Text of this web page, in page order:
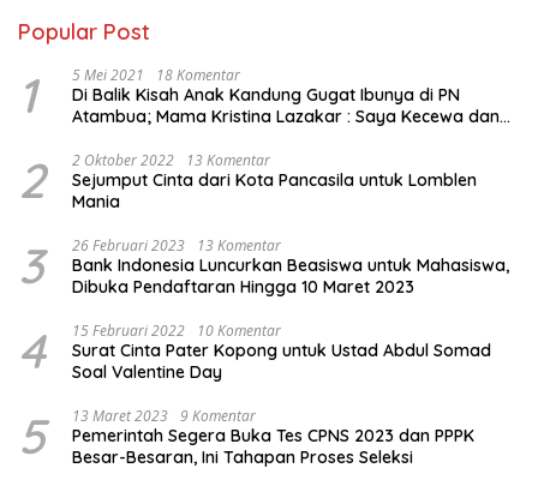
Popular Post
1 5 Mei 2021 18 Komentar
Di Balik Kisah Anak Kandung Gugat Ibunya di PN
Atambua; Mama Kristina Lazakar : Saya Kecewa dan
2 2 Oktober 2022 13 Komentar
Sejumput Cinta dari Kota Pancasila untuk Lomblen
Mania
3 26 Februari 2023 13 Komentar
Bank Indonesia Luncurkan Beasiswa untuk Mahasiswa,
Dibuka Pendaftaran Hingga 10 Maret 2023
4 15 Februari 2022 10 Komentar
Surat Cinta Pater Kopong untuk Ustad Abdul Somad
Soal Valentine Day
5 13 Maret 2023 9 Komentar
Pemerintah Segera Buka Tes CPNS 2023 dan PPPK
Besar-Besaran, Ini Tahapan Proses Seleksi